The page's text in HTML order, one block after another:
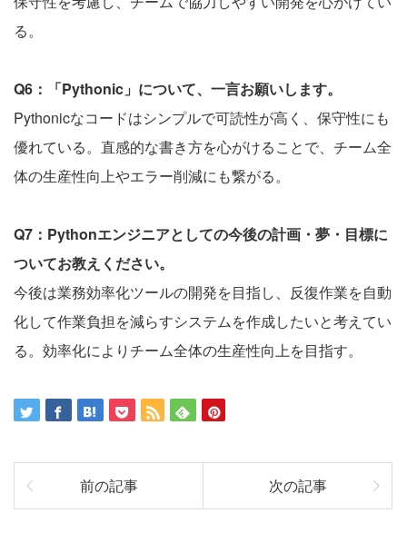
る。
Q6：「Pythonic」について、一言お願いします。
Pythonicなコードはシンプルで可読性が高く、保守性にも
優れている。直感的な書き方を心がけることで、チーム全
体の生産性向上やエラー削減にも繋がる。
Q7：Pythonエンジニアとしての今後の計画・夢・目標に
ついてお教えください。
今後は業務効率化ツールの開発を目指し、反復作業を自動
化して作業負担を減らすシステムを作成したいと考えてい
る。効率化によりチーム全体の生産性向上を目指す。
前の記事 次の記事